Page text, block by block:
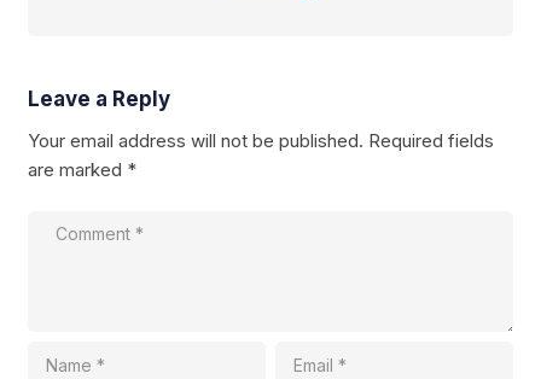
Leave a Reply
Your email address will not be published. Required fields
are marked *